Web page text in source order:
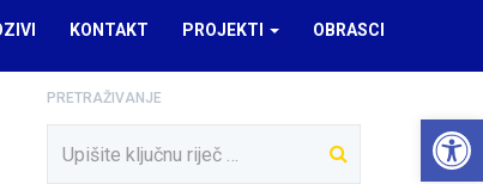
KONTAKT PROJEKTI OBRASCI
PRETRAŽIVANJE